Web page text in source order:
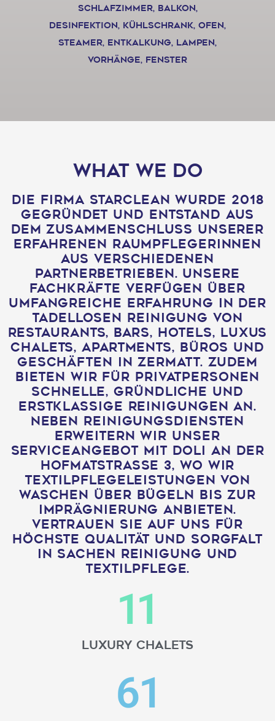
schlafzimmer, balkon,
desinfektion, kühlschrank, ofen,
steamer, entkalkung, lampen,
vorhänge, fenster
what we do
Die Firma Starclean wurde 2018
gegründet und entstand aus
dem Zusammenschluss unserer
erfahrenen Raumpflegerinnen
aus verschiedenen
Partnerbetrieben. Unsere
Fachkräfte verfügen über
umfangreiche Erfahrung in der
tadellosen Reinigung von
Restaurants, Bars, Hotels, Luxus
Chalets, Apartments, Büros und
Geschäften in Zermatt. Zudem
bieten wir für Privatpersonen
schnelle, gründliche und
erstklassige Reinigungen an.
Neben Reinigungsdiensten
erweitern wir unser
Serviceangebot mit Doli an der
Hofmatstrasse 3, wo wir
Textilpflegeleistungen von
Waschen über Bügeln bis zur
Imprägnierung anbieten.
Vertrauen Sie auf uns für
höchste Qualität und Sorgfalt
in Sachen Reinigung und
Textilpflege.
Luxury Chalets
11
61